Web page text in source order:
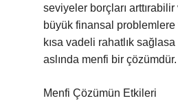
seviyeler borçları
büyük finansal
kısa vadeli rahatlık
aslında menfi bir çözümdür.
Menfi Çözümün Etkileri